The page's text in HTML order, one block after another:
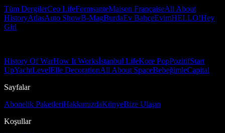
Tüm DergilerCeo LifeFormsanteMaison FrançaiseAll About
HistoryAtlasAuto ShowB-MagBurdaEv BahçeEvimHELLO!Hey
Girl
History Of WarHow It Worksİstanbul LifeKore PopPozitifStart
UpYachtLevelElle DecorationAll About SpaceBebeğimleCapital
Sayfalar
Abonelik PaketleriHakkımızdaKünyeBize Ulaşın
Koşullar